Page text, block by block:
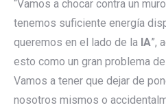
“Vamos a chocar contra un
tenemos suficiente energía
queremos en el lado de la IA”,
esto como un gran problema
Vamos a tener que dejar de
nosotros mismos o